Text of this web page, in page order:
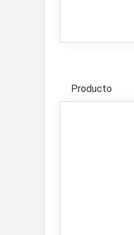
Producto